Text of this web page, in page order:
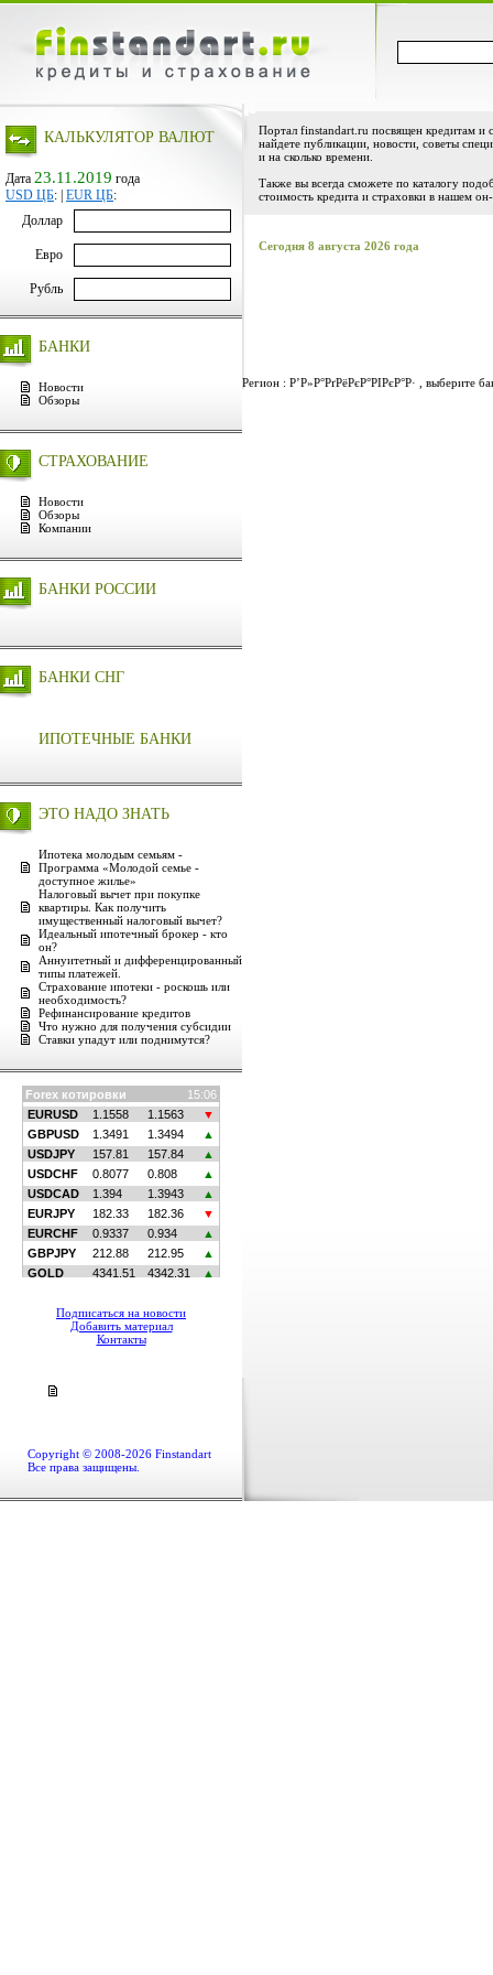
КАЛЬКУЛЯТОР ВАЛЮТ
Дата 23.11.2019 года
USD ЦБ: EUR ЦБ:
Доллар
Евро
Рубль
БАНКИ
Новости
Обзоры
СТРАХОВАНИЕ
Новости
Обзоры
Компании
БАНКИ РОССИИ
БАНКИ СНГ
ИПОТЕЧНЫЕ БАНКИ
ЭТО НАДО ЗНАТЬ
Ипотека молодым семьям -
Программа «Молодой семье -
доступное жилье»
Налоговый вычет при покупке
квартиры. Как получить
имущественный налоговый вычет?
Идеальный ипотечный брокер - кто
он?
Аннуитетный и дифференцированный
типы платежей.
Страхование ипотеки - роскошь или
необходимость?
Рефинансирование кредитов
Что нужно для получения субсидии
Ставки упадут или поднимутся?
Подписаться на новости
Добавить материал
Контакты
Copyright © 2008-2026 Finstandart
Все права защищены.
Портал finstandart.ru посвящен кредитам и
найдете публикации, новости, советы
и на сколько времени.
Также вы всегда сможете по каталогу
стоимость кредита и страховки в нашем
Сегодня 8 августа 2026 года
Регион : Р’Р»Р°РґРёРєР°РІРєР°Р· , выберите